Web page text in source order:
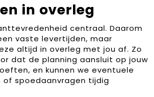
in overleg
centraal. Daarom
vaste levertijden, maar
altijd in overleg met jou af. Zo
dat de planning aansluit op jouw
en kunnen we eventuele
of spoedaanvragen tijdig